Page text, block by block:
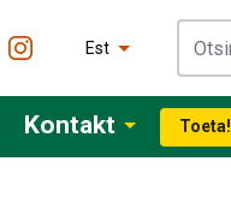
Est
Kontakt Toeta!